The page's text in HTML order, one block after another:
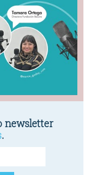
newsletter
.